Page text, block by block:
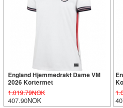
England Hjemmedrakt Dame VM
2026 Kortermet
1.019.79NOK
407.90NOK